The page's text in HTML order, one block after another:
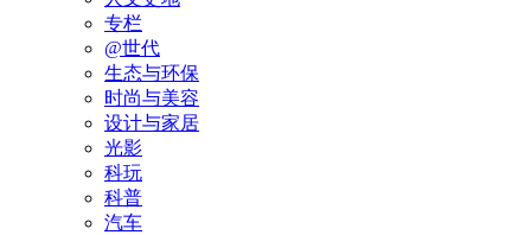
专栏
@世代
生态与环保
时尚与美容
设计与家居
光影
科玩
科普
汽车